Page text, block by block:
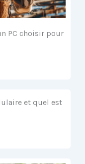
PC choisir pour
et quel est